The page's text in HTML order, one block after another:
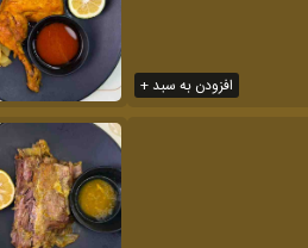
افزودن به سبد +